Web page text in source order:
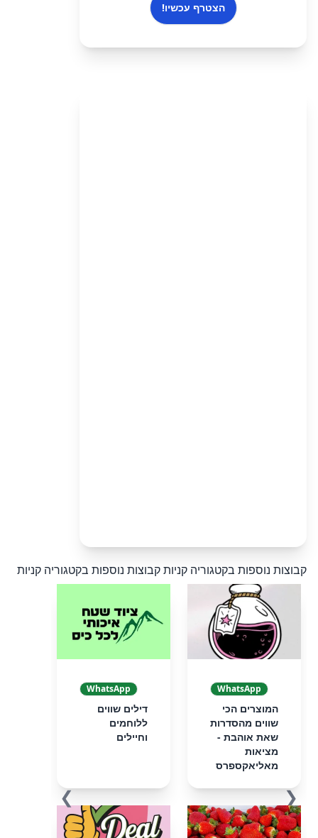
הצטרף עכשיו!
קבוצות נוספות בקטגוריה קניותקבוצות נוספות בקטגוריה קניות
❮
WhatsApp
המוצרים הכי
שווים מהסדרות
שאת אוהבת -
מציאות
מאליאקספרס
WhatsApp
דילים שווים
ללוחמים
וחיילים
❯